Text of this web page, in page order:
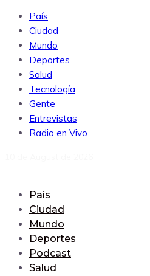
País
Ciudad
Mundo
Deportes
Salud
Tecnología
Gente
Entrevistas
Radio en Vivo
País
Ciudad
Mundo
Deportes
Podcast
Salud